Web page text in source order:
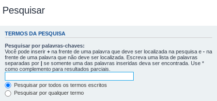
Pesquisar
TERMOS DA PESQUISA
Pesquisar por palavras-chaves:
Você pode inserir + na frente de uma palavra que deve ser localizada na pesquisa e - na
frente de uma palavra que não deve ser localizada. Escreva uma lista de palavras
separadas por | se somente uma das palavras inseridas deva ser encontrada. Use *
como complemento para resultados parciais.
Pesquisar por todos os termos escritos
Pesquisar por qualquer termo